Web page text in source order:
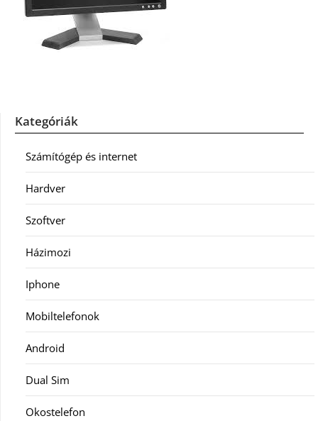
Kategóriák
Számítógép és internet
Hardver
Szoftver
Házimozi
Iphone
Mobiltelefonok
Android
Dual Sim
Okostelefon